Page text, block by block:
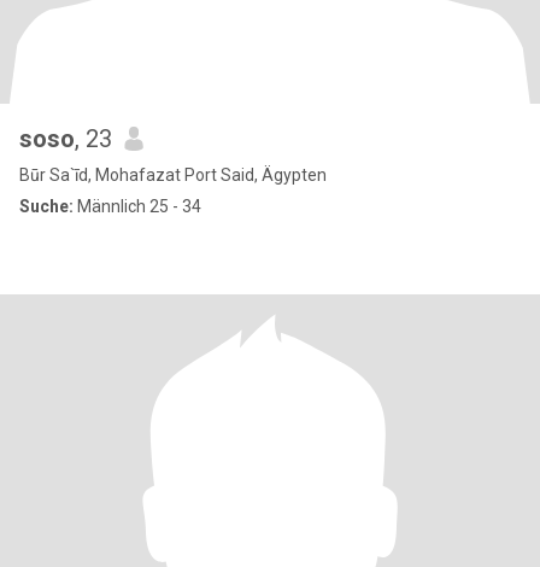
soso, 23
Būr Sa`īd, Mohafazat Port Said, Ägypten
Suche: Männlich 25 - 34